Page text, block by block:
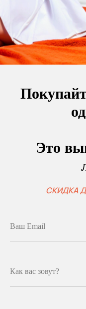
Это
СКИДКА
Ваш Email
Как вас зовут?